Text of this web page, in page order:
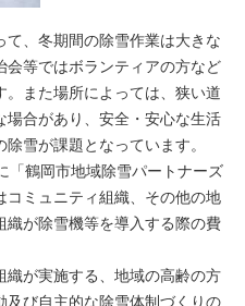
、冬期間の除雪作業は大きな
会等ではボランティアの方など
また場所によっては、狭い道
場合があり、安全・安心な生活
雪が課題となっています。
鶴岡市地域除雪パートナーズ
ミュニティ組織、その他の地
が除雪機等を導入する際の費
が実施する、地域の高齢の方
び自主的な除雪体制づくりの